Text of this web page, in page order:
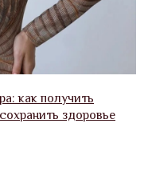
как получить
здоровье